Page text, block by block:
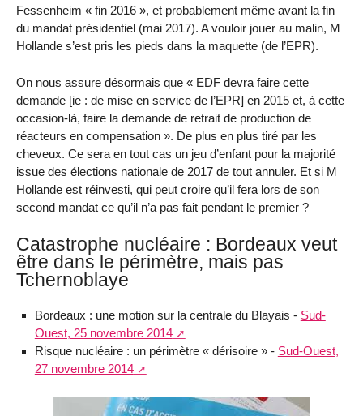
Fessenheim « fin 2016 », et probablement même avant la fin
du mandat présidentiel (mai 2017). A vouloir jouer au malin, M
Hollande s’est pris les pieds dans la maquette (de l’EPR).
On nous assure désormais que « EDF devra faire cette
demande [ie : de mise en service de l’EPR] en 2015 et, à cette
occasion-là, faire la demande de retrait de production de
réacteurs en compensation ». De plus en plus tiré par les
cheveux. Ce sera en tout cas un jeu d’enfant pour la majorité
issue des élections nationale de 2017 de tout annuler. Et si M
Hollande est réinvesti, qui peut croire qu’il fera lors de son
second mandat ce qu’il n’a pas fait pendant le premier ?
Catastrophe nucléaire : Bordeaux veut
être dans le périmètre, mais pas
Tchernoblaye
Bordeaux : une motion sur la centrale du Blayais - Sud-
Ouest, 25 novembre 2014
Risque nucléaire : un périmètre « dérisoire » - Sud-Ouest,
27 novembre 2014